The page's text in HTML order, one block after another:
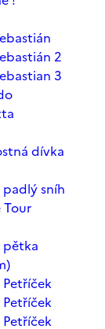
2
3
dívka
sníh
Tour
pětka